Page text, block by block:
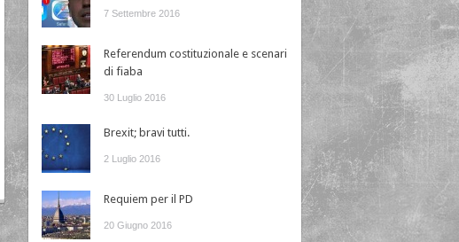
7 Settembre 2016
Referendum costituzionale e scenari
di fiaba
30 Luglio 2016
Brexit; bravi tutti.
2 Luglio 2016
Requiem per il PD
20 Giugno 2016